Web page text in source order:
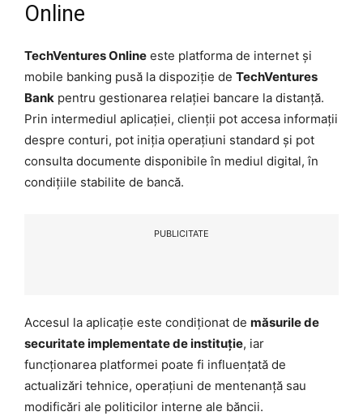
Online
TechVentures Online este platforma de internet și
mobile banking pusă la dispoziție de TechVentures
Bank pentru gestionarea relației bancare la distanță.
Prin intermediul aplicației, clienții pot accesa informații
despre conturi, pot iniția operațiuni standard și pot
consulta documente disponibile în mediul digital, în
condițiile stabilite de bancă.
PUBLICITATE
Accesul la aplicație este condiționat de măsurile de
securitate implementate de instituție, iar
funcționarea platformei poate fi influențată de
actualizări tehnice, operațiuni de mentenanță sau
modificări ale politicilor interne ale băncii.